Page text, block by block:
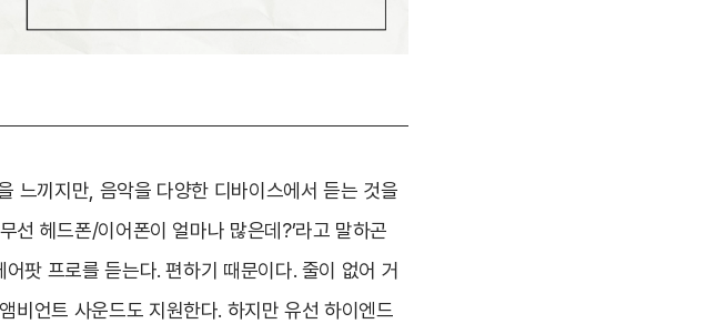
느끼지만, 음악을 다양한 디바이스에서 듣는 것을
선 헤드폰/이어폰이 얼마나 많은데?’라고 말하곤
팟 프로를 듣는다. 편하기 때문이다. 줄이 없어 거
비언트 사운드도 지원한다. 하지만 유선 하이엔드